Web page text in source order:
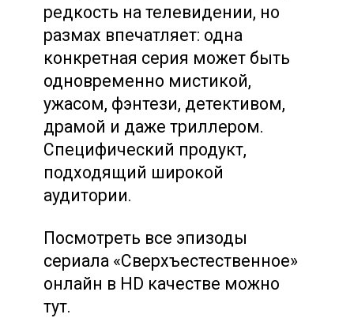
редкость на телевидении, но
размах впечатляет: одна
конкретная серия может быть
одновременно мистикой,
ужасом, фэнтези, детективом,
драмой и даже триллером.
Специфический продукт,
подходящий широкой
аудитории.
Посмотреть все эпизоды
сериала «Сверхъестественное»
онлайн в HD качестве можно
тут.